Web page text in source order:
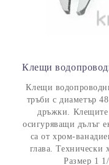
Клещи
Клещи
тръби с диаметър
дръжки. Клещите
осигуряващи дълъг
са от хром-
глава. Технически
Размер 1